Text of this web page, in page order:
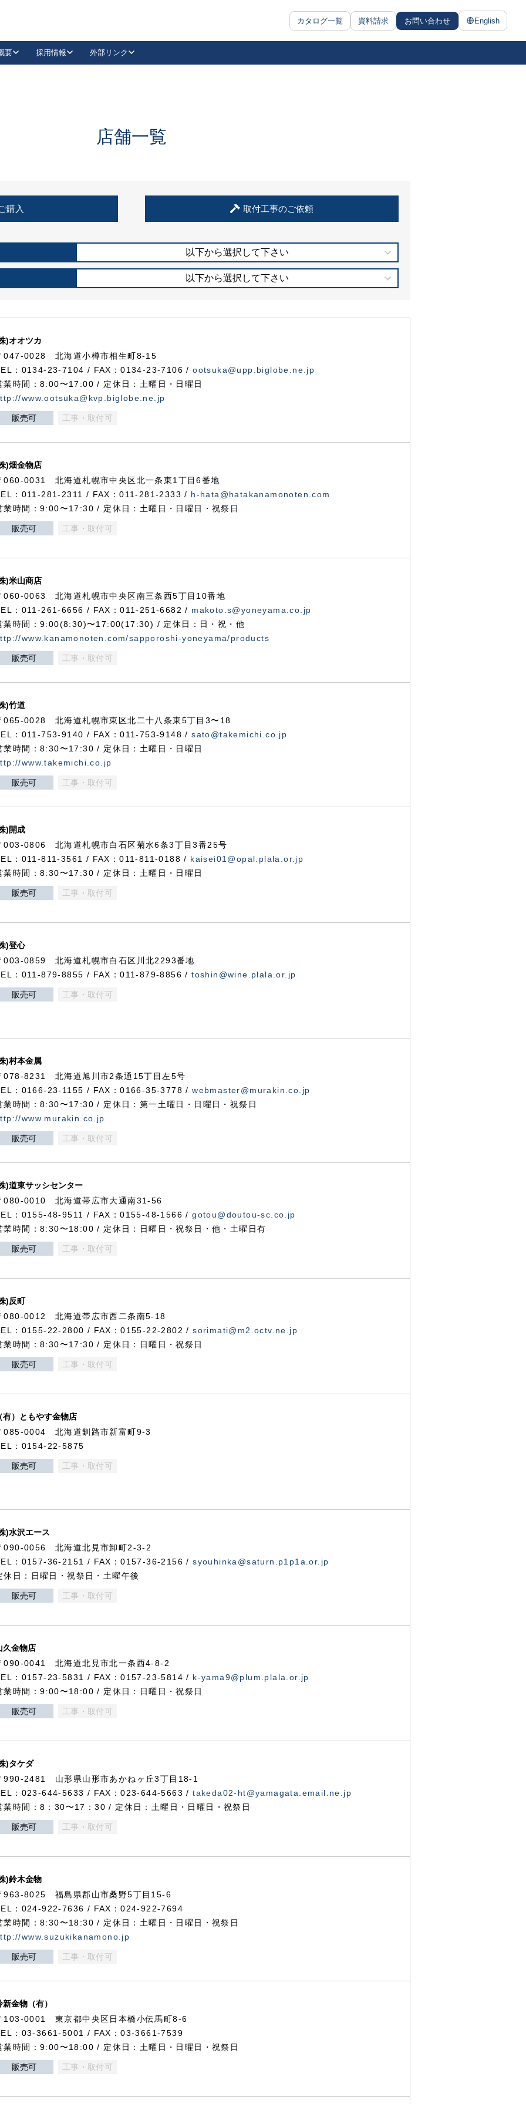
カタログ一覧 資料請求 お問い合わせ English
抗ウイルス・抗菌製品
要 採用情報 外部リンク
LinkedIn
住宅使用部材標準化推進協議会
店舗一覧
購入 取付工事のご依頼
以下から選択して下さい
以下から選択して下さい
)オオツカ
047-0028 北海道小樽市相生町8-15
：0134-23-7104 / FAX：0134-23-7106 /ootsuka@upp.biglobe.ne.jp
業時間：8:00〜17:00 / 定休日：土曜日・日曜日
www.ootsuka@kvp.biglobe.ne.jp
販売可 工事・取付可
)畑金物店
060-0031 北海道札幌市中央区北一条東1丁目6番地
：011-281-2311 / FAX：011-281-2333 / h-hata@hatakanamonoten.com
業時間：9:00〜17:30 / 定休日：土曜日・日曜日・祝祭日
販売可 工事・取付可
)米山商店
060-0063 北海道札幌市中央区南三条西5丁目10番地
：011-261-6656 / FAX：011-251-6682 / makoto.s@yoneyama.co.jp
業時間：9:00(8:30)〜17:00(17:30) / 定休日：日・祝・他
www.kanamonoten.com/sapporoshi-yoneyama/products
販売可 工事・取付可
)竹道
065-0028 北海道札幌市東区北二十八条東5丁目3〜18
：011-753-9140 / FAX：011-753-9148 /sato@takemichi.co.jp
業時間：8:30〜17:30 / 定休日：土曜日・日曜日
www.takemichi.co.jp
販売可 工事・取付可
)開成
003-0806 北海道札幌市白石区菊水6条3丁目3番25号
：011-811-3561 / FAX：011-811-0188 / kaisei01@opal.plala.or.jp
業時間：8:30〜17:30 / 定休日：土曜日・日曜日
販売可 工事・取付可
)登心
003-0859 北海道札幌市白石区川北2293番地
：011-879-8855 / FAX：011-879-8856 /toshin@wine.plala.or.jp
販売可 工事・取付可
)村本金属
078-8231 北海道旭川市2条通15丁目左5号
：0166-23-1155 / FAX：0166-35-3778 /webmaster@murakin.co.jp
業時間：8:30〜17:30 / 定休日：第一土曜日・日曜日・祝祭日
www.murakin.co.jp
販売可 工事・取付可
)道東サッシセンター
080-0010 北海道帯広市大通南31-56
：0155-48-9511 / FAX：0155-48-1566 /gotou@doutou-sc.co.jp
業時間：8:30〜18:00 / 定休日：日曜日・祝祭日・他・土曜日有
販売可 工事・取付可
)反町
080-0012 北海道帯広市西二条南5-18
：0155-22-2800 / FAX：0155-22-2802 /sorimati@m2.octv.ne.jp
業時間：8:30〜17:30 / 定休日：日曜日・祝祭日
販売可 工事・取付可
有）ともやす金物店
085-0004 北海道釧路市新富町9-3
：0154-22-5875
販売可 工事・取付可
)水沢エース
090-0056 北海道北見市卸町2-3-2
：0157-36-2151 / FAX：0157-36-2156 /syouhinka@saturn.p1p1a.or.jp
休日：日曜日・祝祭日・土曜午後
販売可 工事・取付可
久金物店
090-0041 北海道北見市北一条西4-8-2
：0157-23-5831 / FAX：0157-23-5814 / k-yama9@plum.plala.or.jp
業時間：9:00〜18:00 / 定休日：日曜日・祝祭日
販売可 工事・取付可
)タケダ
990-2481 山形県山形市あかねヶ丘3丁目18-1
：023-644-5633 / FAX：023-644-5663 /takeda02-ht@yamagata.email.ne.jp
業時間：8：30〜17：30 / 定休日：土曜日・日曜日・祝祭日
販売可 工事・取付可
)鈴木金物
963-8025 福島県郡山市桑野5丁目15-6
：024-922-7636 / FAX：024-922-7694
業時間：8:30〜18:30 / 定休日：土曜日・日曜日・祝祭日
www.suzukikanamono.jp
販売可 工事・取付可
新金物（有）
103-0001 東京都中央区日本橋小伝馬町8-6
：03-3661-5001 / FAX：03-3661-7539
業時間：9:00〜18:00 / 定休日：土曜日・日曜日・祝祭日
販売可 工事・取付可